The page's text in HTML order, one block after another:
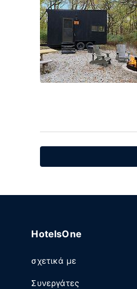
HotelsOne
σχετικά με
Συνεργάτες